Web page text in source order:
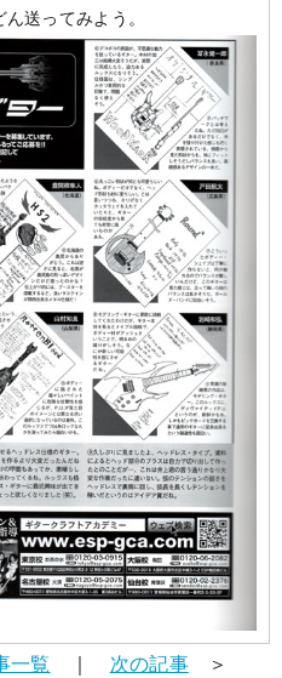
送ってみよう。
一覧 ｜ 次の記事＞